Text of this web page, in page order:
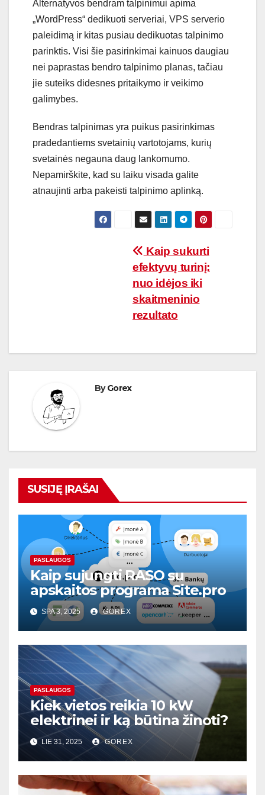
Alternatyvos bendram talpinimui apima
„WordPress“ dedikuoti serveriai, VPS serverio
paleidimą ir kitas pusiau dedikuotas talpinimo
parinktis. Visi šie pasirinkimai kainuos daugiau
nei paprastas bendro talpinimo planas, tačiau
jie suteiks didesnes pritaikymo ir veikimo
galimybes.
Bendras talpinimas yra puikus pasirinkimas
pradedantiems svetainių vartotojams, kurių
svetainės negauna daug lankomumo.
Nepamirškite, kad su laiku visada galite
atnaujinti arba pakeisti talpinimo aplinką.
Kaip sukurti
efektyvų turinį:
nuo idėjos iki
skaitmeninio
rezultato
ByGorex
SUSIJĘ ĮRAŠAI
PASLAUGOS
Kaip sujungti RASO su
apskaitos programa Site.pro
SPA 3, 2025 GOREX
PASLAUGOS
Kiek vietos reikia 10 kW
elektrinei ir ką būtina žinoti?
LIE 31, 2025 GOREX